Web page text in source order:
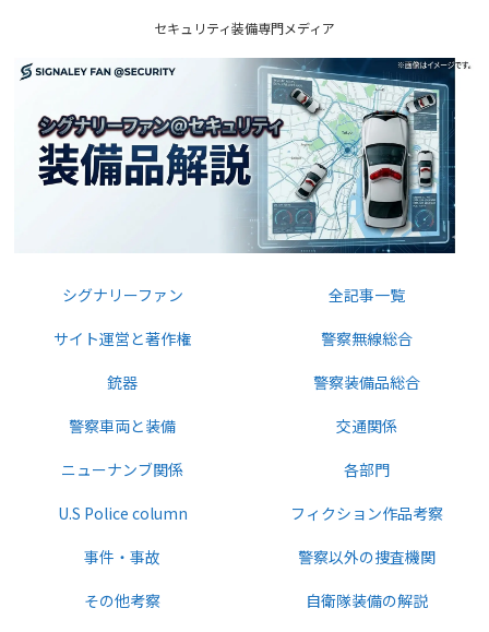
セキュリティ装備専門メディア
シグナリーファン
全記事一覧
サイト運営と著作権
警察無線総合
銃器
警察装備品総合
警察車両と装備
交通関係
ニューナンブ関係
各部門
U.S Police column
フィクション作品考察
事件・事故
警察以外の捜査機関
その他考察
自衛隊装備の解説